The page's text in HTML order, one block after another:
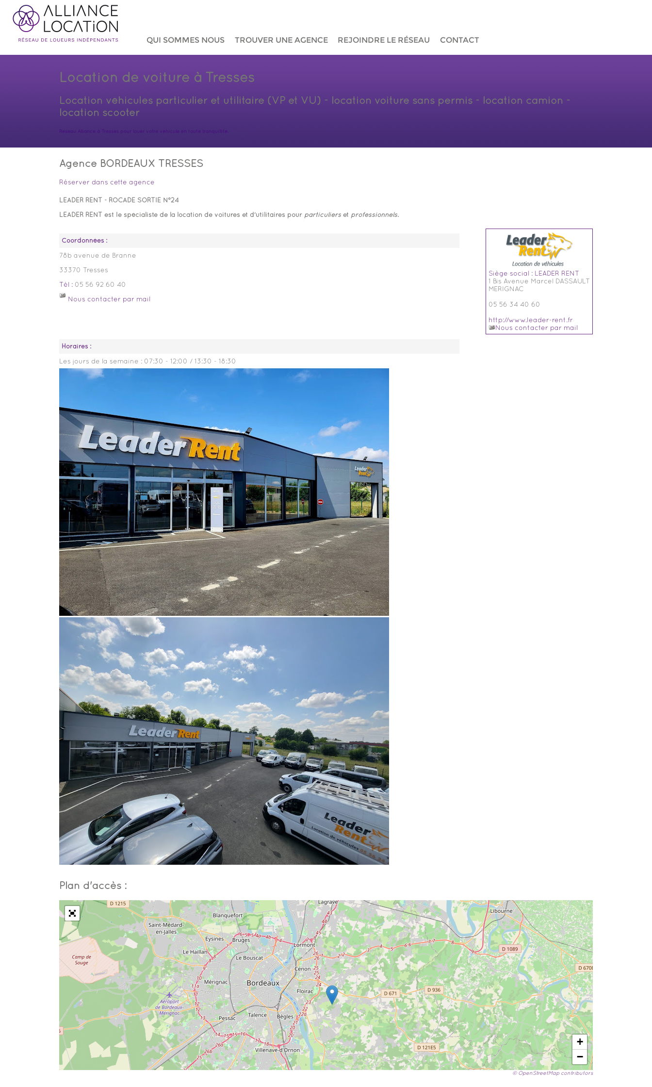
QUI SOMMES NOUS TROUVER UNE AGENCE REJOINDRE LE RÉSEAU CONTACT
Location de voiture à Tresses
Location véhicules particulier et utilitaire (VP et VU) - location voiture sans permis - location camion -
location scooter
Réseau Alliance à Tresses pour louer votre véhicule en toute tranquillité.
Agence BORDEAUX TRESSES
Réserver dans cette agence
LEADER RENT - ROCADE SORTIE N°24
LEADER RENT est le spécialiste de la location de voitures et d'utilitaires pour particuliers et professionnels.
Coordonnées :
78b avenue de Branne
33370 Tresses
Tél : 05 56 92 60 40
Nous contacter par mail
Siège social : LEADER RENT
1 Bis Avenue Marcel DASSAULT
MERIGNAC
05 56 34 40 60
http://www.leader-rent.fr
Nous contacter par mail
Horaires :
Les jours de la semaine : 07:30 - 12:00 / 13:30 - 18:30
Plan d'accès :
+
−
© OpenStreetMap contributors